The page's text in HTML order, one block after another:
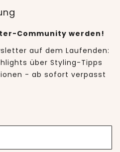
Community werden!
auf dem Laufenden:
über Styling-Tipps
- ab sofort verpasst